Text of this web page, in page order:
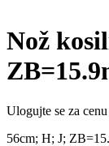
Nož
Ulogujte se za
56cm; H; J;